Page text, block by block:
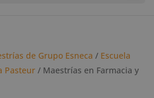
de Grupo Esneca / Escuela
Pasteur / Maestrías en Farmacia y